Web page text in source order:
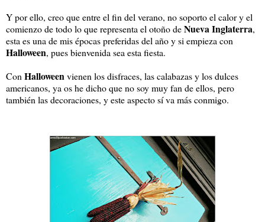
Y por ello, creo que entre el fin del verano, no soporto el calor y el
comienzo de todo lo que representa el otoño deNueva Inglaterra,
esta es una de mis épocas preferidas del año y si empieza con
Halloween, pues bienvenida sea esta fiesta.
Con Halloweenvienen los disfraces, las calabazas y los dulces
americanos, ya os he dicho que no soy muy fan de ellos, pero
también las decoraciones, y este aspecto sí va más conmigo.